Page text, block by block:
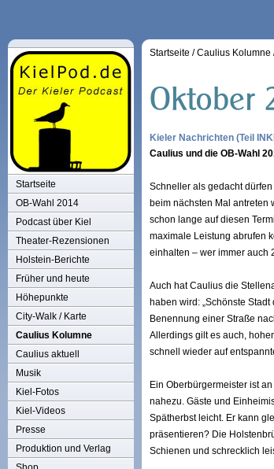
Startseite
OB-Wahl 2014
Podcast über Kiel
Theater-Rezensionen
Holstein-Berichte
Früher und heute
Höhepunkte
City-Walk / Karte
Caulius Kolumne
Caulius aktuell
Musik
Kiel-Fotos
Kiel-Videos
Presse
Produktion und Verlag
Startseite /Caulius Kolumne
Kieler Nachrichten (Teil
Caulius und die OB-Wahl
Schneller als gedacht
beim nächsten Mal antreten
schon lange auf diesen
maximale Leistung abrufen
einhalten – wer immer auch
Auch hat Caulius die
haben wird: „Schönste
Benennung einer Straße
Allerdings gilt es auch,
schnell wieder auf
Ein Oberbürgermeister ist
nahezu. Gäste und
Spätherbst leicht. Er kann
präsentieren? Die
Schienen und schrecklich